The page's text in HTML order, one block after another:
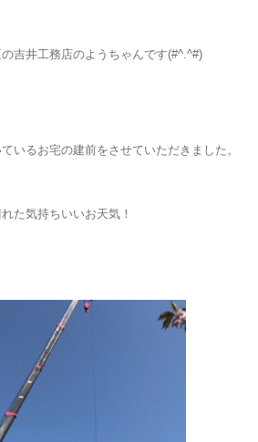
吉井工務店のようちゃんです(#^.^#)
いるお宅の建前をさせていただきました。
た気持ちいいお天気！